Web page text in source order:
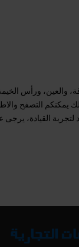
والعين، ورأس
يمكنكم التصفح
القيادة، يرجى